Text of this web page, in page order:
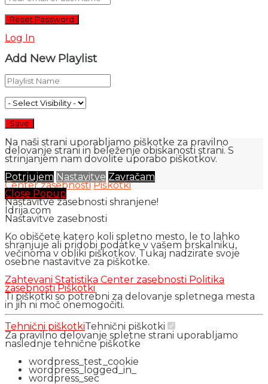
Log In
Add New Playlist
Na naši strani uporabljamo piškotke za pravilno
delovanje strani in beleženje obiskanosti strani. S
strinjanjem nam dovolite uporabo piškotkov.
Potrjujem Nastavitve Zavračam
Center zasebnosti Piškotki
Close Popup
Nastavitve zasebnosti shranjene!
Idrija.com
Nastavitve zasebnosti
Ko obiščete katero koli spletno mesto, le to lahko
shranjuje ali pridobi podatke v vašem brskalniku,
večinoma v obliki piškotkov. Tukaj nadzirate svoje
osebne nastavitve za piškotke.
Zahtevani Statistika Center zasebnosti Politika
zasebnosti Piškotki
Ti piškotki so potrebni za delovanje spletnega mesta
in jih ni moč onemogočiti.
Tehnični piškotkiTehnični piškotki
Za pravilno delovanje spletne strani uporabljamo
naslednje tehnične piškotke
wordpress_test_cookie
wordpress_logged_in_
wordpress_sec